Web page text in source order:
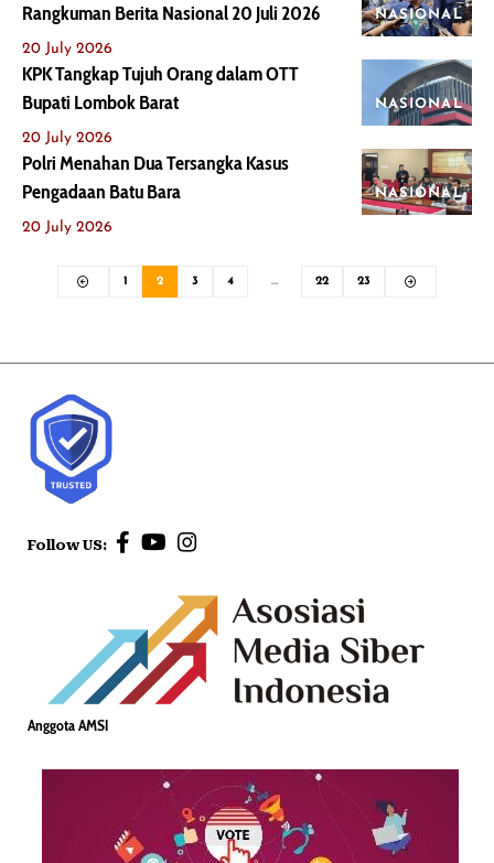
NASIONAL
Rangkuman Berita Nasional 20 Juli 2026
20 July 2026
NASIONAL
KPK Tangkap Tujuh Orang dalam OTT
Bupati Lombok Barat
20 July 2026
NASIONAL
Polri Menahan Dua Tersangka Kasus
Pengadaan Batu Bara
20 July 2026
1 2 3 4 … 22 23
Follow US:
Anggota AMSI